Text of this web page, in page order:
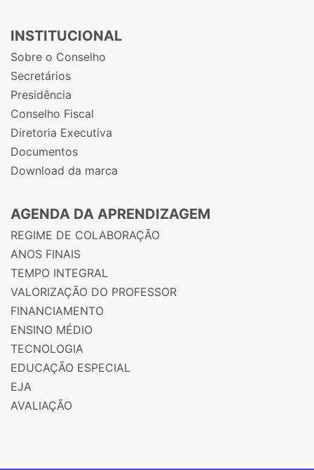
INSTITUCIONAL
Sobre o Conselho
Secretários
Presidência
Conselho Fiscal
Diretoria Executiva
Documentos
Download da marca
AGENDA DA APRENDIZAGEM
REGIME DE COLABORAÇÃO
ANOS FINAIS
TEMPO INTEGRAL
VALORIZAÇÃO DO PROFESSOR
FINANCIAMENTO
ENSINO MÉDIO
TECNOLOGIA
EDUCAÇÃO ESPECIAL
EJA
AVALIAÇÃO